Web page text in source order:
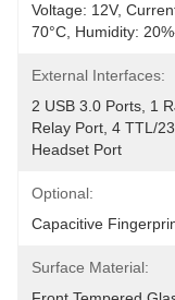
Voltage: 12V,
70°C, Humidity:
External Interfaces:
2 USB 3.0 Ports, 1
Relay Port, 4 TTL/
Headset Port
Optional:
Capacitive
Surface Material: